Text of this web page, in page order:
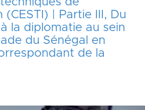
(CESTI) | Partie III, Du
la diplomatie au sein
du Sénégal en
de la